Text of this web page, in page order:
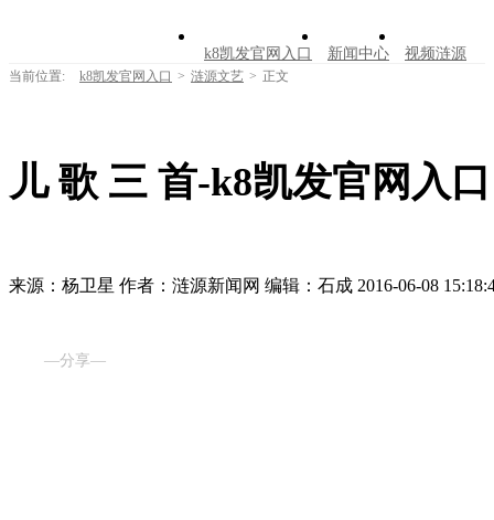
k8凯发官网入口 新闻中心 视频涟源
走进涟源
当前位置: k8凯发官网入口 > 涟源文艺 > 正文
儿 歌 三 首-k8凯发官网入口
来源：杨卫星 作者：涟源新闻网 编辑：石成 2016-06-08
—分享—